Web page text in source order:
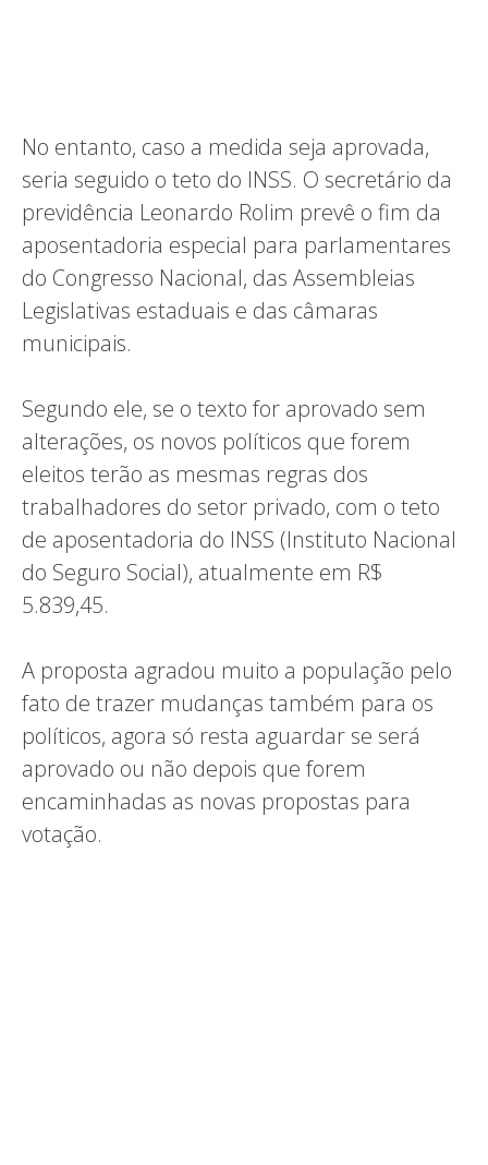
No entanto, caso a medida seja aprovada,
seria seguido o teto do INSS. O secretário da
previdência Leonardo Rolim prevê o fim da
aposentadoria especial para parlamentares
do Congresso Nacional, das Assembleias
Legislativas estaduais e das câmaras
municipais.
Segundo ele, se o texto for aprovado sem
alterações, os novos políticos que forem
eleitos terão as mesmas regras dos
trabalhadores do setor privado, com o teto
de aposentadoria do INSS (Instituto Nacional
do Seguro Social), atualmente em R$
5.839,45.
A proposta agradou muito a população pelo
fato de trazer mudanças também para os
políticos, agora só resta aguardar se será
aprovado ou não depois que forem
encaminhadas as novas propostas para
votação.